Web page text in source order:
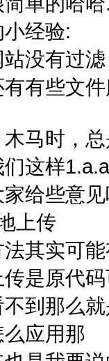
小经验:
没有过
有些文
木马时，
这样
给些意
上传
其实可
是原代
到那么
应用那